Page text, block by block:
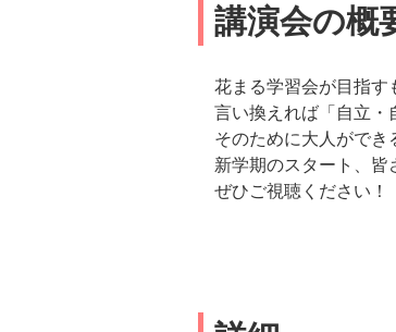
講演会の概
花まる学習会が目指す
言い換えれば「自立・
そのために大人ができ
新学期のスタート、皆
ぜひご視聴ください！